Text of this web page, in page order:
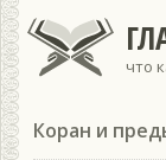
что
Коран и